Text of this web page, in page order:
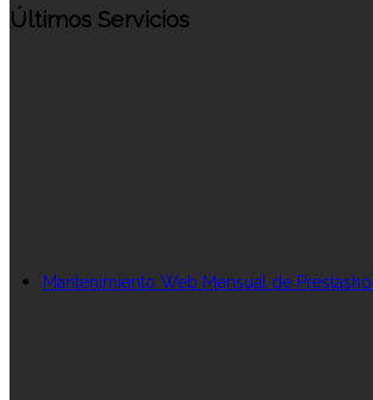
Últimos Servicios
Mantenimiento Web Mensual de